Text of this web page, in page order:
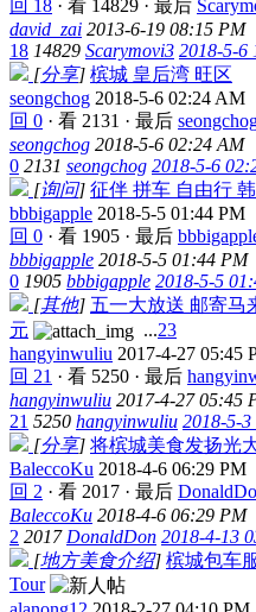
回 18 · 看 14829 · 最后
david_zai 2013-6-19 08:15 PM
18 14829 Scarymovi3 2018-5-6
[分享] 槟城 皇后湾 旺区
seongchog 2018-5-6 02:24 AM
回 0 · 看 2131 · 最后
seongchog 2018-5-6 02:24 AM
0 2131 seongchog 2018-5-6
[询问] 征伴 拼车 自由行
bbbigapple 2018-5-5 01:44 PM
回 0 · 看 1905 · 最后
bbbigapple 2018-5-5 01:44 PM
0 1905 bbbigapple 2018-5-5
[其他] 五一大放送 邮寄马
元
...23
hangyinwuliu 2017-4-27 05:45
回 21 · 看 5250 · 最后
hangyinwuliu 2017-4-27 05:45
21 5250 hangyinwuliu 2018-5-
[分享] 将槟城美食发扬光
BaleccoKu 2018-4-6 06:29 PM
回 2 · 看 2017 · 最后
BaleccoKu 2018-4-6 06:29 PM
2 2017 DonaldDon 2018-4-13
[地方美食介绍] 槟城包车
Tour